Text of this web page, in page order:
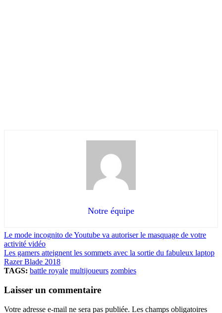
Notre équipe
Le mode incognito de Youtube va autoriser le masquage de votre
activité vidéo
Les gamers atteignent les sommets avec la sortie du fabuleux laptop
Razer Blade 2018
TAGS: battle royale multijoueurs zombies
Laisser un commentaire
Votre adresse e-mail ne sera pas publiée. Les champs obligatoires